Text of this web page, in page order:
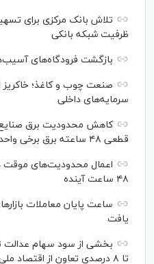
تلاش بانک مرکزی برای
ظرفیت شبکه بانکی
بازگشت فرودگاه‌های
صنعت چوب و کاغذ؛ خاکریز
سرمایه‌های داخلی
کاهش محدودیت برق
قطعی ۴۸ ساعته برق برخی واحد‌های تولیدی
اعمال محدودیت‌های موقت
۴۸ ساعت آینده
یافت
تا ۸ درصدی تعاون از اقتصاد ملی